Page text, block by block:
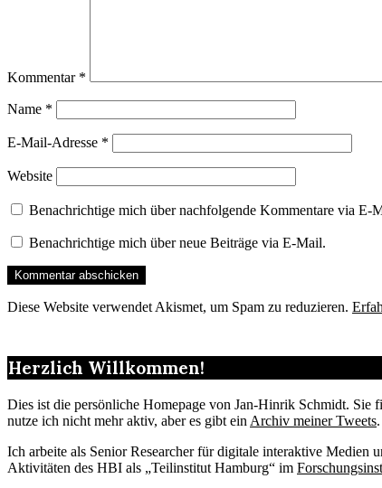
Kommentar *
Name *
E-Mail-Adresse *
Website
Benachrichtige mich über nachfolgende Kommentare via E-
Benachrichtige mich über neue Beiträge via E-Mail.
Diese Website verwendet Akismet, um Spam zu reduzieren.
Herzlich Willkommen!
Dies ist die persönliche Homepage von Jan-Hinrik Schmidt.
nutze ich nicht mehr aktiv, aber es gibt ein Archiv meiner Tweets.
Ich arbeite als Senior Researcher für digitale interaktive Medien
Aktivitäten des HBI als „Teilinstitut Hamburg“ im